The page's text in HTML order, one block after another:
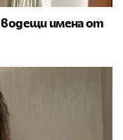
водещи имена от